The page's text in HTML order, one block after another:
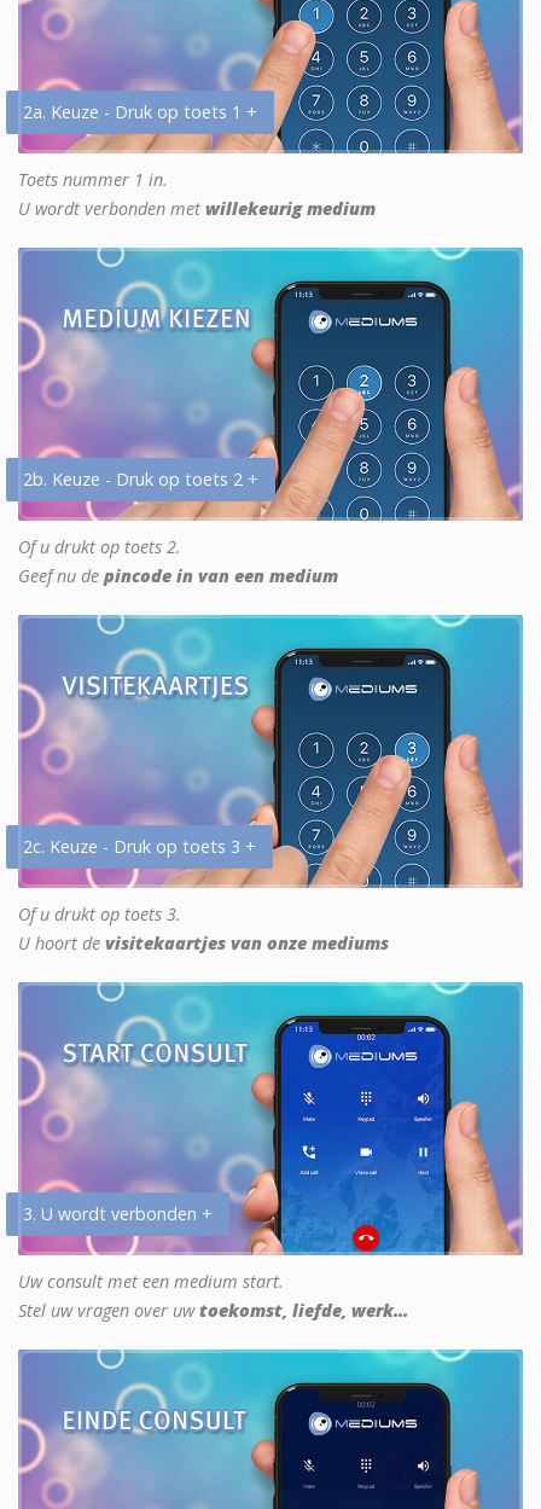
2a. Keuze - Druk op toets 1 +
Toets nummer 1 in.
U wordt verbonden met willekeurig medium
2b. Keuze - Druk op toets 2 +
Of u drukt op toets 2.
Geef nu de pincode in van een medium
2c. Keuze - Druk op toets 3 +
Of u drukt op toets 3.
U hoort de visitekaartjes van onze mediums
3. U wordt verbonden +
Uw consult met een medium start.
Stel uw vragen over uwtoekomst, liefde, werk...